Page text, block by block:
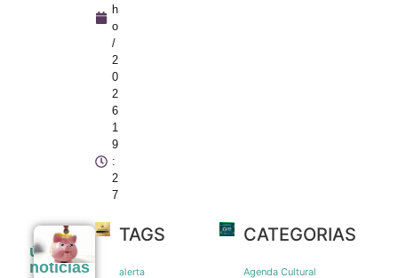
h
o
/
2
0
2
6
1
9
:
2
7
últimas
noticias
Poupança
saída
TAGS
alerta
CATEGORIAS
Agenda Cultural